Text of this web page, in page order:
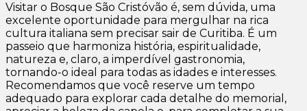
Visitar o Bosque São Cristóvão é, sem dúvida, uma
excelente oportunidade para mergulhar na rica
cultura italiana sem precisar sair de Curitiba. É um
passeio que harmoniza história, espiritualidade,
natureza e, claro, a imperdível gastronomia,
tornando-o ideal para todas as idades e interesses.
Recomendamos que você reserve um tempo
adequado para explorar cada detalhe do memorial,